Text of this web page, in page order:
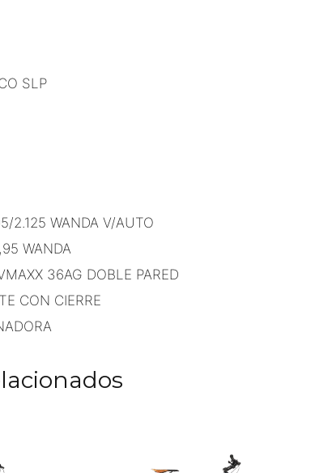
SLP
2.125 WANDA V/AUTO
WANDA
36AG DOBLE PARED
CON CIERRE